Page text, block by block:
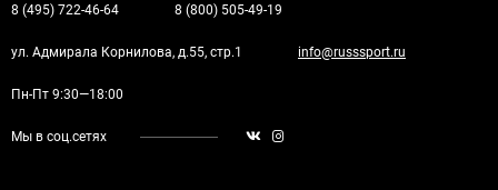
8 (495) 722-46-64 8 (800) 505-49-19
ул. Адмирала Корнилова, д.55, стр.1 info@russsport.ru
Пн-Пт 9:30—18:00
Мы в соц.сетях